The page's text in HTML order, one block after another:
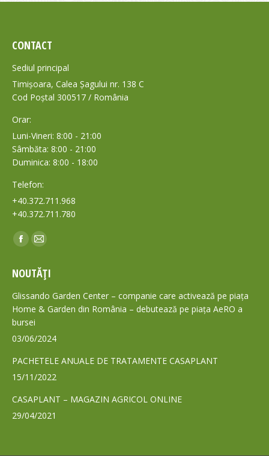
CONTACT
Sediul principal
Timișoara, Calea Șagului nr. 138 C
Cod Poștal 300517 / România
Orar:
Luni-Vineri: 8:00 - 21:00
Sâmbăta: 8:00 - 21:00
Duminica: 8:00 - 18:00
Telefon:
+40.372.711.968
+40.372.711.780
Find us on:
Facebook
opens
in
new
window
Mail
opens
in
new
NOUTĂȚI
Glissando Garden Center – companie care activează pe piața
Home & Garden din România – debutează pe piața AeRO a
bursei
03/06/2024
PACHETELE ANUALE DE TRATAMENTE CASAPLANT
15/11/2022
CASAPLANT – MAGAZIN AGRICOL ONLINE
29/04/2021